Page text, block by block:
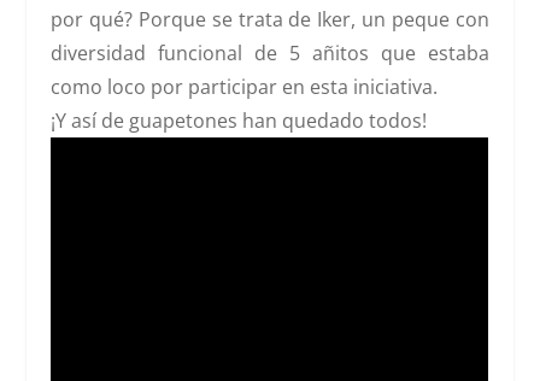
por qué? Porque se trata de Iker, un peque con
diversidad funcional de 5 añitos que estaba
como loco por participar en esta iniciativa.
¡Y así de guapetones han quedado todos!